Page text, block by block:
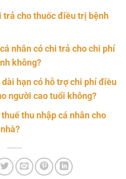
trả cho thuốc điều trị bệnh
nhân có chi trả cho chi phí
không?
hạn có hỗ trợ chi phí điều
người cao tuổi không?
thu nhập cá nhân cho